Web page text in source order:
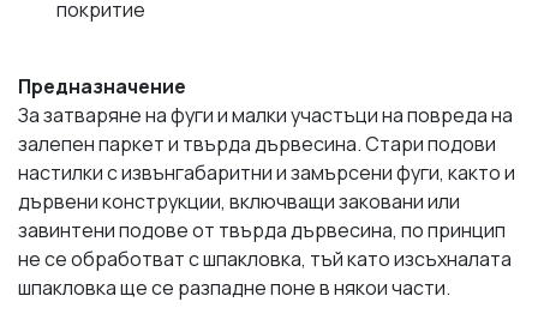
покритие
Предназначение
За затваряне на фуги и малки участъци на повреда на
залепен паркет и твърда дървесина. Стари подови
настилки с извънгабаритни и замърсени фуги, както и
дървени конструкции, включващи заковани или
завинтени подове от твърда дървесина, по принцип
не се обработват с шпакловка, тъй като изсъхналата
шпакловка ще се разпадне поне в някои части.